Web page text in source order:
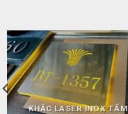
KHẮC LASER INOX TẤM